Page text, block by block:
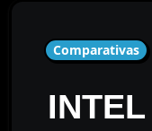
Comparativas